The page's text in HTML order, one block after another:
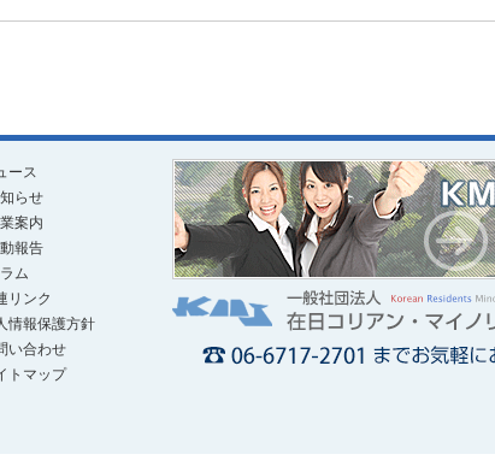
ース
らせ
案内
報告
ム
リンク
情報保護方針
い合わせ
トマップ